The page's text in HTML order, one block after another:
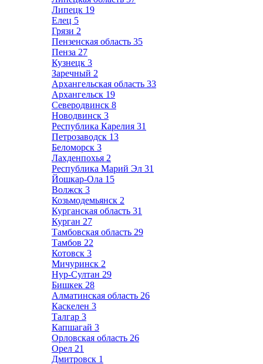
Липецк 19
Елец 5
Грязи 2
Пензенская область 35
Пенза 27
Кузнецк 3
Заречный 2
Архангельская область 33
Архангельск 19
Северодвинск 8
Новодвинск 3
Республика Карелия 31
Петрозаводск 13
Беломорск 3
Лахденпохья 2
Республика Марий Эл 31
Йошкар-Ола 15
Волжск 3
Козьмодемьянск 2
Курганская область 31
Курган 27
Тамбовская область 29
Тамбов 22
Котовск 3
Мичуринск 2
Нур-Султан 29
Бишкек 28
Алматинская область 26
Каскелен 3
Талгар 3
Капшагай 3
Орловская область 26
Орел 21
Дмитровск 1